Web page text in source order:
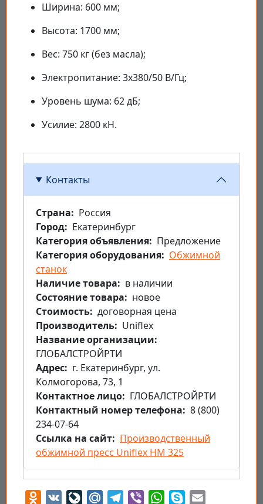
Ширина: 600 мм;
Высота: 1700 мм;
Вес: 750 кг (без масла);
Электропитание: 3х380/50 В/Гц;
Уровень шума: 62 дБ;
Усилие: 2800 кН.
Контакты
Страна
Россия
Город
Екатеринбург
Категория объявления
Предложение
Категория оборудования
Обжимной
станок
Наличие товара
в наличии
Состояние товара
новое
Стоимость договорная цена
Производитель
Uniflex
Название организации
ГЛОБАЛСТРОЙРТИ
Aдрес
г. Екатеринбург, ул.
Колмогорова, 73, 1
Контактное лицо
ГЛОБАЛСТРОЙРТИ
Контактный номер телефона
8 (800)
234-07-64
Ссылка на сайт
Производственный
обжимной пресс Uniflex HM 325
Odnoklassniki
VK LiveJournal
Mail.RuTelegram
Viber WhatsApp
Skype